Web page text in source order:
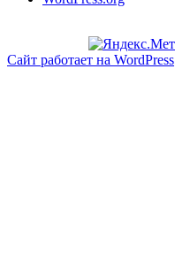
Сайт работает на WordPress